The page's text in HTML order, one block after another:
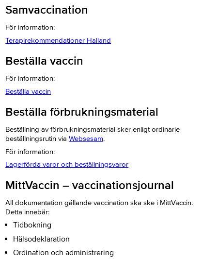
Samvaccination
För information:
Terapirekommendationer Halland
Beställa vaccin
För information:
Beställa vaccin
Beställa förbrukningsmaterial
Beställning av förbrukningsmaterial sker enligt ordinarie
beställningsrutin viaWebsesam.
För information:
Lagerförda varor och beställningsvaror
MittVaccin – vaccinationsjournal
All dokumentation gällande vaccination ska ske i MittVaccin.
Detta innebär:
Tidbokning
Hälsodeklaration
Ordination och administrering